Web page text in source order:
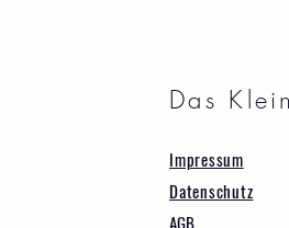
Das
Impressum
Datenschutz
AGB